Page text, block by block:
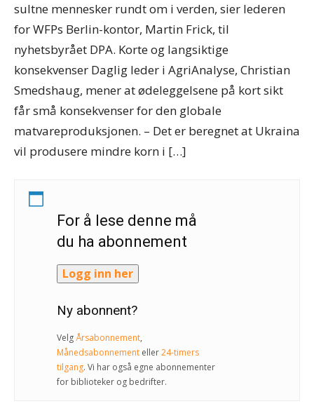
sultne mennesker rundt om i verden, sier lederen
for WFPs Berlin-kontor, Martin Frick, til
nyhetsbyrået DPA. Korte og langsiktige
konsekvenser Daglig leder i AgriAnalyse, Christian
Smedshaug, mener at ødeleggelsene på kort sikt
får små konsekvenser for den globale
matvareproduksjonen. – Det er beregnet at Ukraina
vil produsere mindre korn i […]
For å lese denne må
du ha abonnement
Logg inn her
Ny abonnent?
VelgÅrsabonnement,
Månedsabonnement eller24-timers
tilgang. Vi har også egne abonnementer
for biblioteker og bedrifter.